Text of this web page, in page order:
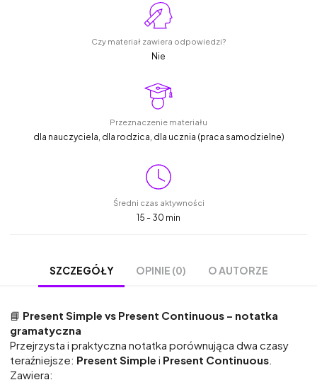
Czy materiał zawiera odpowiedzi?
Nie
Przeznaczenie materiału
dla nauczyciela, dla rodzica, dla ucznia (praca samodzielne)
Średni czas aktywności
15 - 30 min
SZCZEGÓŁY OPINIE (0) O AUTORZE
📘 Present Simple vs Present Continuous – notatka
gramatyczna
Przejrzysta i praktyczna notatka porównująca dwa czasy
teraźniejsze: Present Simple i Present Continuous
Zawiera: